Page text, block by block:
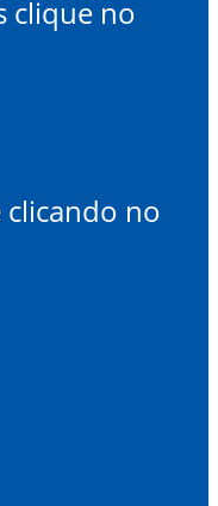
clique no
clicando no